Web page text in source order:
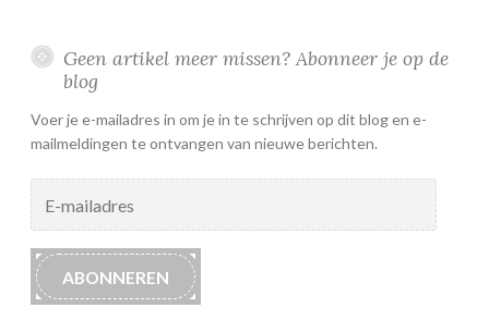
Geen artikel meer missen? Abonneer je op de
blog
Voer je e-mailadres in om je in te schrijven op dit blog en e-
mailmeldingen te ontvangen van nieuwe berichten.
mailadres
ABONNEREN